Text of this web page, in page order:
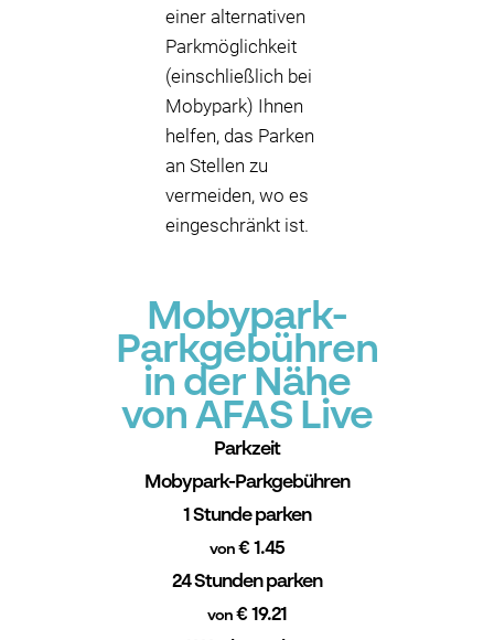
einer alternativen
Parkmöglichkeit
(einschließlich bei
Mobypark) Ihnen
helfen, das Parken
an Stellen zu
vermeiden, wo es
eingeschränkt ist.
Mobypark-
Parkgebühren
in der Nähe
von AFAS Live
Parkzeit
Mobypark-Parkgebühren
1 Stunde parken
von € 1.45
24 Stunden parken
von € 19.21